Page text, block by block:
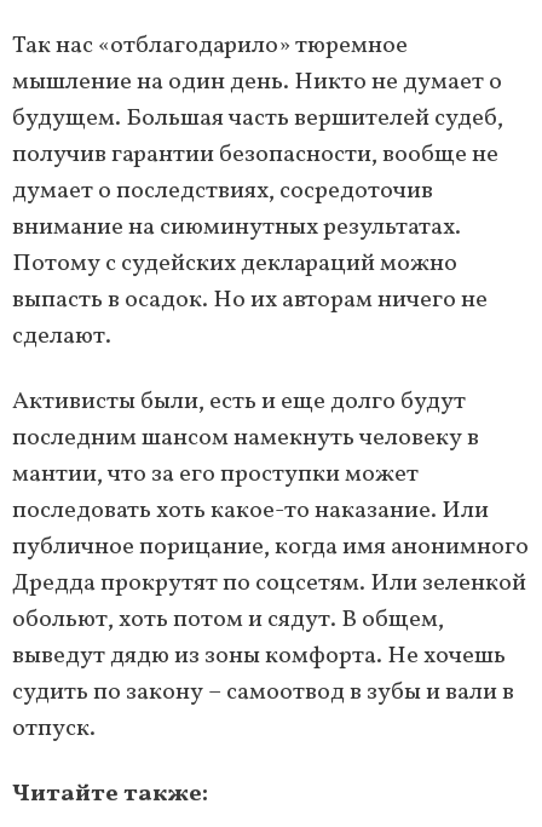
Так нас «отблагодарило» тюремное
мышление на один день. Никто не думает о
будущем. Большая часть вершителей судеб,
получив гарантии безопасности, вообще не
думает о последствиях, сосредоточив
внимание на сиюминутных результатах.
Потому с судейских деклараций можно
выпасть в осадок. Но их авторам ничего не
сделают.
Активисты были, есть и еще долго будут
последним шансом намекнуть человеку в
мантии, что за его проступки может
последовать хоть какое-то наказание. Или
публичное порицание, когда имя анонимного
Дредда прокрутят по соцсетям. Или зеленкой
обольют, хоть потом и сядут. В общем,
выведут дядю из зоны комфорта. Не хочешь
судить по закону – самоотвод в зубы и вали в
отпуск.
Читайте также: